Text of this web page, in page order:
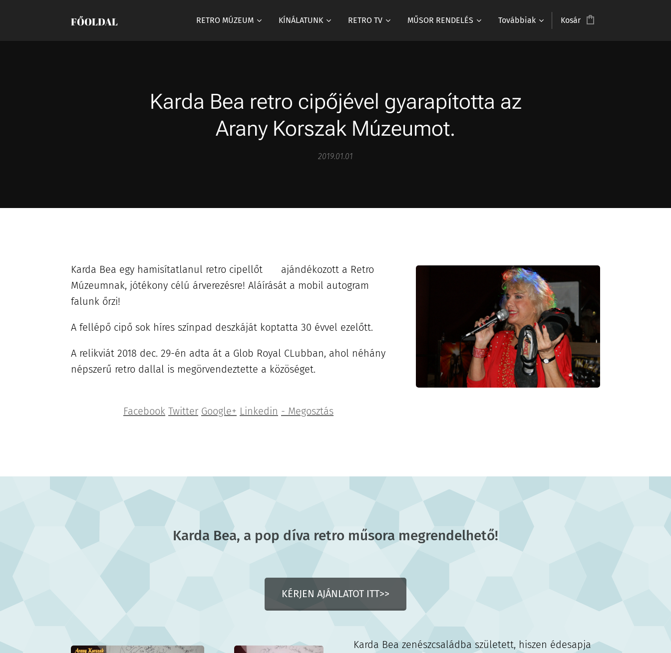
FŐOLDAL RETRO MÚZEUM KÍNÁLATUNK RETRO TV MŰSOR RENDELÉS Továbbiak Kosár
Karda Bea retro cipőjével gyarapította az
Arany Korszak Múzeumot.
2019.01.01
Karda Bea egy hamisítatlanul retro cipellőt 👏 ajándékozott a Retro
Múzeumnak, jótékony célú árverezésre! Aláírását a mobil autogram
falunk őrzi!
A fellépő cipő sok híres színpad deszkáját koptatta 30 évvel ezelőtt.
A relikviát 2018 dec. 29-én adta át a Glob Royal CLubban, ahol néhány
népszerű retro dallal is megörvendeztette a közöséget.
Facebook Twitter Google+ Linkedin - Megosztás
Karda Bea, a pop díva retro műsora megrendelhető!
KÉRJEN AJÁNLATOT ITT>>
Karda Bea zenészcsaládba született, hiszen édesapja